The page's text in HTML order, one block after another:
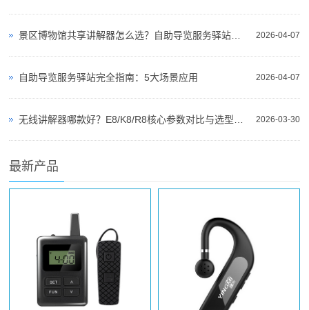
2026-04-07
景区博物馆共享讲解器怎么选？自助导览服务驿站部署全攻略（2026版）
2026-04-07
自助导览服务驿站完全指南：5大场景应用
2026-03-30
无线讲解器哪款好？E8/K8/R8核心参数对比与选型指南
最新产品